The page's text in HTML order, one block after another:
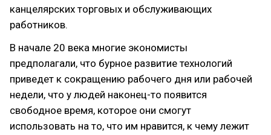
канцелярских торговых и обслуживающих
работников.
В начале 20 века многие экономисты
предполагали, что бурное развитие технологий
приведет к сокращению рабочего дня или рабочей
недели, что у людей наконец-то появится
свободное время, которое они смогут
использовать на то, что им нравится, к чему лежит